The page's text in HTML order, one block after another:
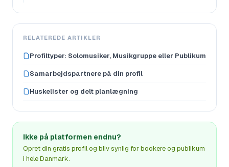
RELATEREDE ARTIKLER
Profiltyper: Solomusiker, Musikgruppe eller Publikum
Samarbejdspartnere på din profil
Huskelister og delt planlægning
Ikke på platformen endnu?
Opret din gratis profil og bliv synlig for bookere og publikum
i hele Danmark.